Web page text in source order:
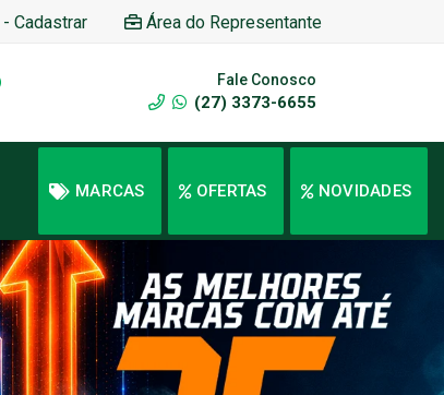
Cadastrar Área do Representante
Fale Conosco
(27) 3373-6655
MARCAS OFERTAS NOVIDADES